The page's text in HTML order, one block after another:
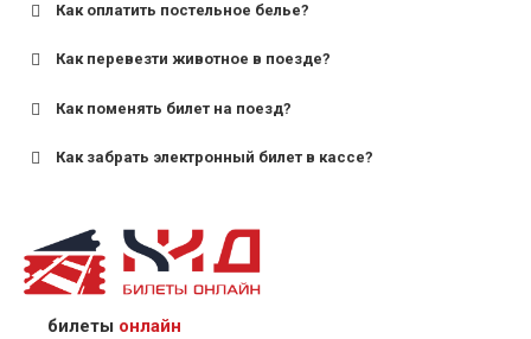
для поездов дальнего следования — от 10 лет и
для пригородных поездов — от 7 лет.
Как оплатить постельное белье?
Как перевезти животное в поезде?
Как поменять билет на поезд?
Как забрать электронный билет в кассе?
назвав кассиру 14-значный номер заказа;
предъявив удостоверение личности пассажира, на
кого оформлен билет.
билеты онлайн